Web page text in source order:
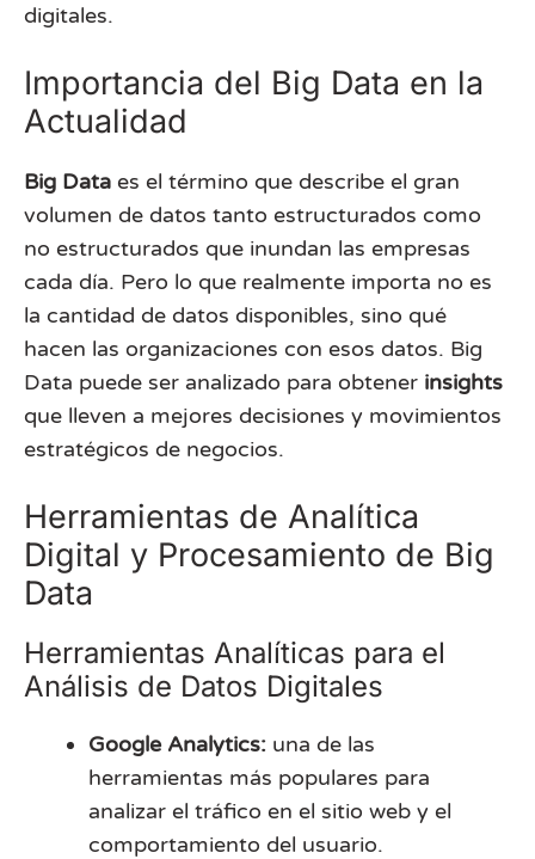
digitales.
Importancia del Big Data en la
Actualidad
Big Data es el término que describe el gran
volumen de datos tanto estructurados como
no estructurados que inundan las empresas
cada día. Pero lo que realmente importa no es
la cantidad de datos disponibles, sino qué
hacen las organizaciones con esos datos. Big
Data puede ser analizado para obtener insights
que lleven a mejores decisiones y movimientos
estratégicos de negocios.
Herramientas de Analítica
Digital y Procesamiento de Big
Data
Herramientas Analíticas para el
Análisis de Datos Digitales
Google Analytics: una de las
herramientas más populares para
analizar el tráfico en el sitio web y el
comportamiento del usuario.